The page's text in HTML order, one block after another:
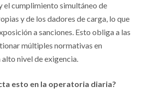
el cumplimiento simultáneo de
y de los dadores de carga, lo que
a sanciones. Esto obliga a las
múltiples normativas en
nivel de exigencia.
esto en la operatoria diaria?